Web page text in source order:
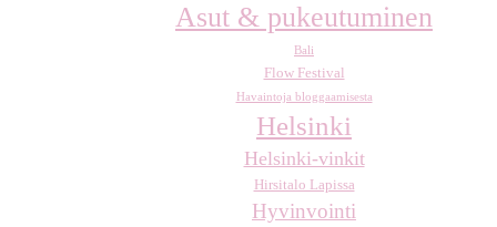
Asut & pukeutuminen
Bali
Flow Festival
Havaintoja bloggaamisesta
Helsinki
Helsinki-vinkit
Hirsitalo Lapissa
Hyvinvointi